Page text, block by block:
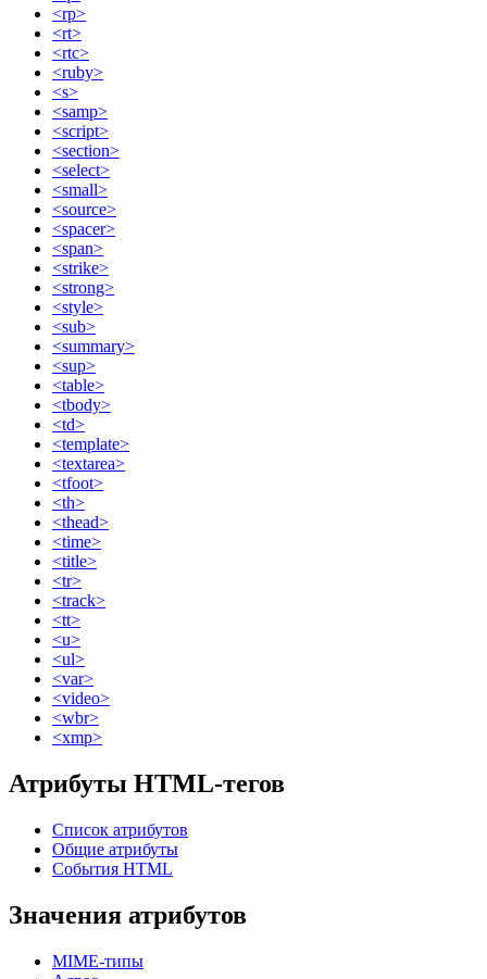
<rp>
<rt>
<rtc>
<ruby>
<s>
<samp>
<script>
<section>
<select>
<small>
<source>
<spacer>
<span>
<strike>
<strong>
<style>
<sub>
<summary>
<sup>
<table>
<tbody>
<td>
<template>
<textarea>
<tfoot>
<th>
<thead>
<time>
<title>
<tr>
<track>
<tt>
<u>
<ul>
<var>
<video>
<wbr>
<xmp>
Атрибуты HTML-тегов
Список атрибутов
Общие атрибуты
События HTML
Значения атрибутов
MIME-типы